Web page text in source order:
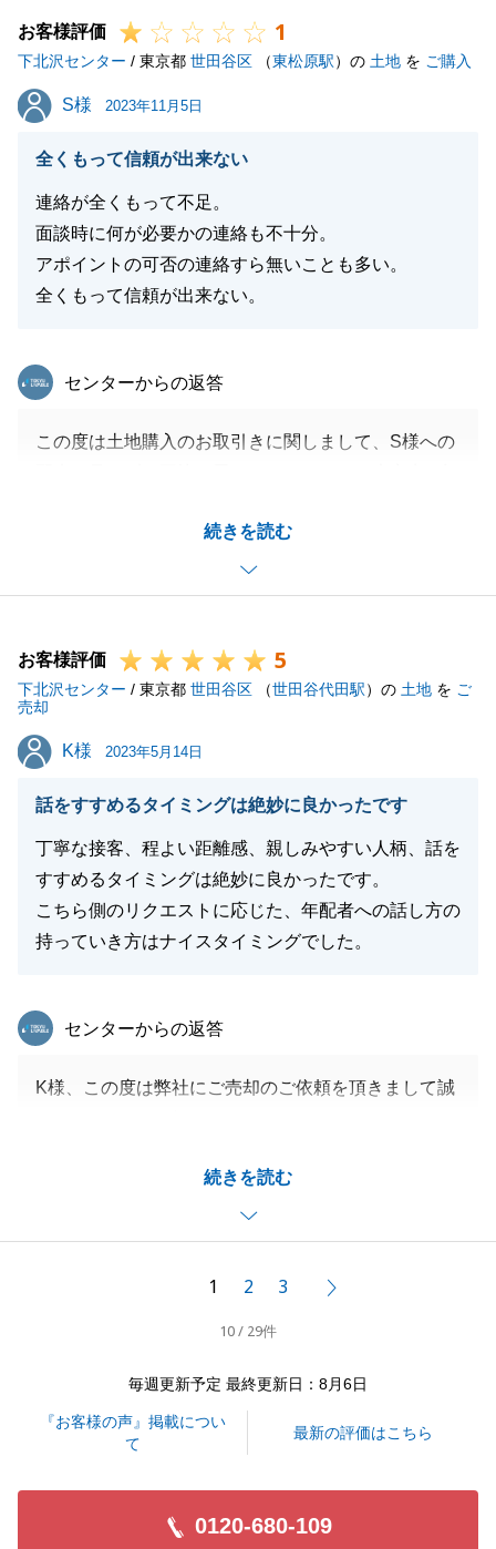
お客様評価 1
下北沢センター / 東京都 世田谷区 （東松原駅）の 土地 を ご購入
S様
S様 2023年11月5日
全くもって信頼が出来ない
連絡が全くもって不足。
面談時に何が必要かの連絡も不十分。
アポイントの可否の連絡すら無いことも多い。
全くもって信頼が出来ない。
続きを読む
東急リバブル
センターからの返答
この度は土地購入のお取引きに関しまして、S様への
今後はご指摘いただいたことを常に意識して、迅速か
つ丁寧な対応を徹底し、お客様に喜んでいただけるよ
うなお取引を目指してまいります。
がとうございました。
今後の営業活動では、頂いたご意見を真摯に受け止め
改善してまいります。
今後ともよろしくお願い申し上げます。
閉じる
お客様評価 5
下北沢センター / 東京都 世田谷区 （世田谷代田駅）の 土地 を ご
売却
K様
K様 2023年5月14日
話をすすめるタイミングは絶妙に良かったです
丁寧な接客、程よい距離感、親しみやすい人柄、話を
すすめるタイミングは絶妙に良かったです。
こちら側のリクエストに応じた、年配者への話し方の
持っていき方はナイスタイミングでした。
続きを読む
東急リバブル
センターからの返答
K様、この度は弊社にご売却のご依頼を頂きまして誠
またお役に立てる事がございましたら、是非ご用命く
ださいませ。
1 2 3
10 / 29件
毎週更新予定 最終更新日：8月6日
『お客様の声』掲載につい
て
最新の評価はこちら
0120-680-109